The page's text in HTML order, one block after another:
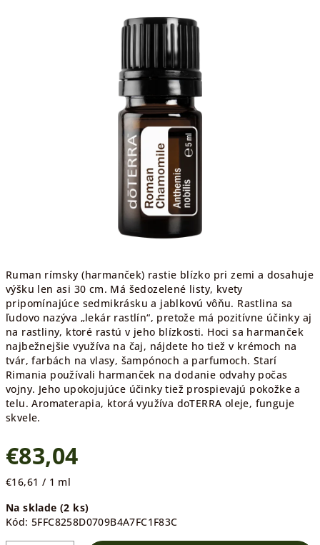
Ruman rímsky (harmanček) rastie blízko pri zemi a dosahuje
výšku len asi 30 cm. Má šedozelené listy, kvety
pripomínajúce sedmikrásku a jablkovú vôňu. Rastlina sa
ľudovo nazýva „lekár rastlín“, pretože má pozitívne účinky aj
na rastliny, ktoré rastú v jeho blízkosti. Hoci sa harmanček
najbežnejšie využíva na čaj, nájdete ho tiež v krémoch na
tvár, farbách na vlasy, šampónoch a parfumoch. Starí
Rimania používali harmanček na dodanie odvahy počas
vojny. Jeho upokojujúce účinky tiež prospievajú pokožke a
telu. Aromaterapia, ktorá využíva doTERRA oleje, funguje
skvele.
€83,04
Jednotková
€16,61 / 1 ml
Na sklade(2 ks)
Kód: 5FFC8258D0709B4A7FC1F83C